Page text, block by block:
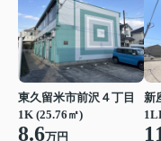
東久留米市前沢４丁目
1K (25.76㎡)
8.6万円
新